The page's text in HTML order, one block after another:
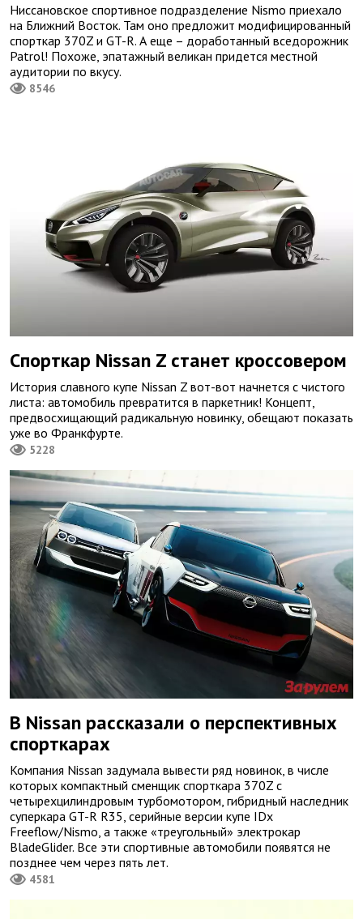
Ниссановское спортивное подразделение Nismo приехало
на Ближний Восток. Там оно предложит модифицированный
спорткар 370Z и GT-R. А еще – доработанный вседорожник
Patrol! Похоже, эпатажный великан придется местной
аудитории по вкусу.
8546
Спорткар Nissan Z станет кроссовером
История славного купе Nissan Z вот-вот начнется с чистого
листа: автомобиль превратится в паркетник! Концепт,
предвосхищающий радикальную новинку, обещают показать
уже во Франкфурте.
5228
В Nissan рассказали о перспективных
спорткарах
Компания Nissan задумала вывести ряд новинок, в числе
которых компактный сменщик спорткара 370Z с
четырехцилиндровым турбомотором, гибридный наследник
суперкара GT-R R35, серийные версии купе IDx
Freeflow/Nismo, а также «треугольный» электрокар
BladeGlider. Все эти спортивные автомобили появятся не
позднее чем через пять лет.
4581